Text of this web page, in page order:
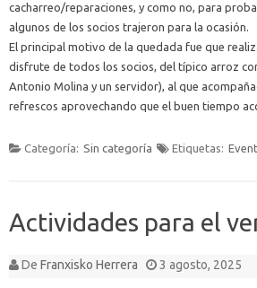
cacharreo/reparaciones, y como no, para
algunos de los socios trajeron para la ocasión.
El principal motivo de la quedada fue que
disfrute de todos los socios, del típico arroz
Antonio Molina y un servidor), al que
refrescos aprovechando que el buen tiempo
Categoría: Sin categoría Etiquetas:
Actividades para el
De Franxisko Herrera 3 agosto, 2025